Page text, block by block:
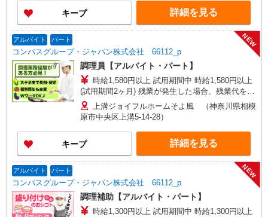
キープ 詳細を見る
アルバイト パート
コンパスグループ・ジャパン株式会社 66112_p
NEW
調理員【アルバイト・パート】
時給1,580円以上 試用期間中 時給1,580円以上
(試用期間2ヶ月) 残業が発生した場合、残業代を1
分単位で別途支給します。
上溝ジョイフルホームそよ風 （神奈川県相模
原市中央区上溝5-14-28）
キープ 詳細を見る
アルバイト パート
コンパスグループ・ジャパン株式会社 66112_p
NEW
調理補助【アルバイト・パート】
時給1,300円以上 試用期間中 時給1,300円以上